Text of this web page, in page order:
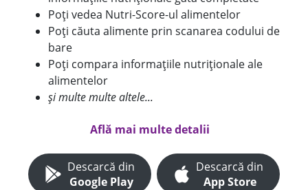
Poți vedea Nutri-Score-ul alimentelor
Poți căuta alimente prin scanarea codului de
bare
Poți compara informațiile nutriționale ale
alimentelor
și multe multe altele...
Află mai multe detalii
Descarcă din
Google Play
Descarcă din
App Store